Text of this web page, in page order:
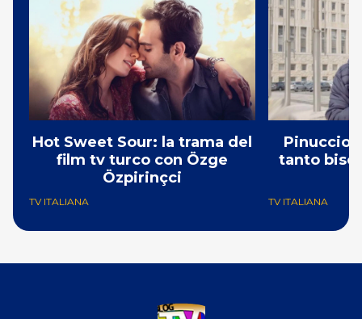
Hot Sweet Sour: la trama del
film tv turco con Özge
Özpirinçci
TV ITALIANA
Pinuccio:
tanto
TV ITALIANA